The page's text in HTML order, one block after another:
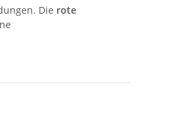
Die rote